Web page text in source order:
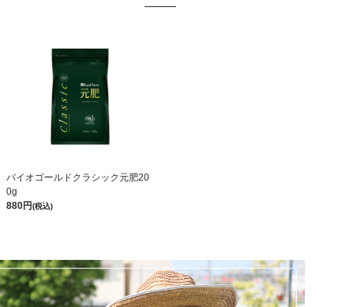
バイオゴールドクラシック元肥20
0g
880
(税込)